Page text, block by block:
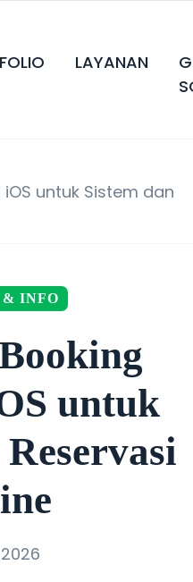
LAYANAN
untuk Sistem dan
INFO
untuk